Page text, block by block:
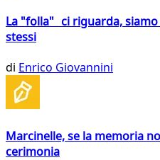
La "folla" ci riguarda,
stessi
di Enrico Giovannini
Marcinelle, se la memoria
cerimonia